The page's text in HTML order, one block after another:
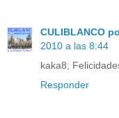
CULIBLANCO
2010 a las 8:44
kaka8;
Responder